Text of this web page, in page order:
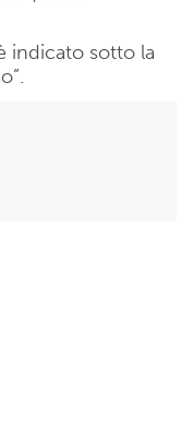
indicato sotto la